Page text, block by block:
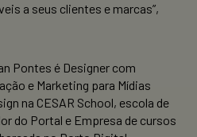
a seus clientes e marcas”,
Pontes é Designer com
e Marketing para Mídias
na CESAR School, escola de
do Portal e Empresa de cursos